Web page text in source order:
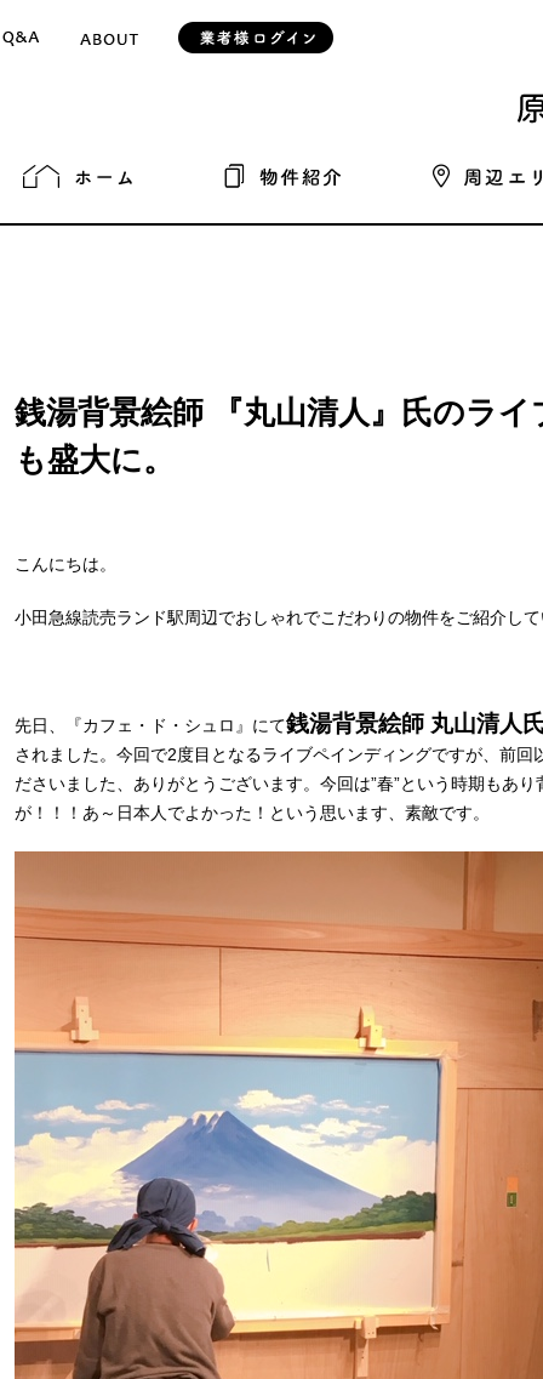
銭湯背景絵師 『丸山清人』氏のラ
も盛大に。
こんにちは。
小田急線読売ランド駅周辺でおしゃれでこだわりの物件をご紹介し
先日、『カフェ・ド・シュロ』にて銭湯背景絵師 丸山清人
されました。今回で2度目となるライブペインディングですが、前回
ださいました、ありがとうございます。今回は”春”という時期もあ
が！！！あ～日本人でよかった！という思います、素敵です。